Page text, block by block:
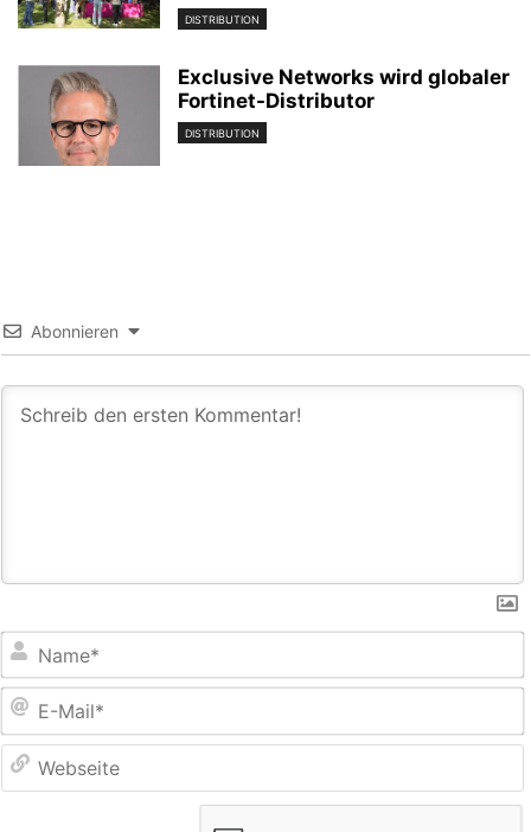
DISTRIBUTION
Exclusive Networks wird globaler
Fortinet-Distributor
DISTRIBUTION
Abonnieren